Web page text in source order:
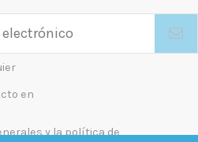
en
y la política de